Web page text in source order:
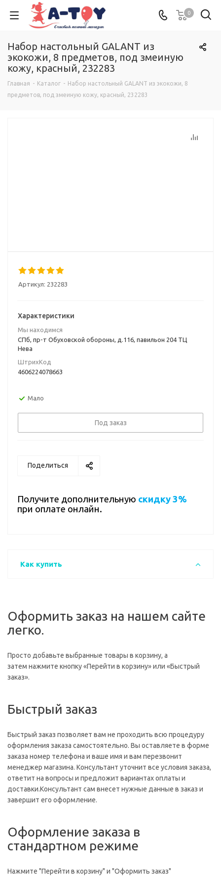
0
Набор настольный GALANT из
экокожи, 8 предметов, под змеиную
кожу, красный, 232283
Главная - Каталог - Набор настольный GALANT из экокожи, 8
предметов, под змеиную кожу, красный, 232283
Артикул: 232283
Характеристики
Мы находимся
СПб, пр-т Обуховской обороны, д.116, павильон 204 ТЦ
Нева
ШтрихКод
4606224078663
Мало
Под заказ
Поделиться
Получите дополнительную скидку 3%
при оплате онлайн.
Как купить
Оформить заказ на нашем сайте
легко.
Просто добавьте выбранные товары в корзину, а
затем нажмите кнопку «Перейти в корзину» или «Быстрый
заказ».
Быстрый заказ
Быстрый заказ позволяет вам не проходить всю процедуру
оформления заказа самостоятельно. Вы оставляете в форме
заказа номер телефона и ваше имя и вам перезвонит
менеджер магазина. Консультант уточнит все условия заказа,
ответит на вопросы и предложит вариантах оплаты и
доставки.Консультант сам внесет нужные данные в заказ и
завершит его оформление.
Оформление заказа в
стандартном режиме
Нажмите "Перейти в корзину" и "Оформить заказ"